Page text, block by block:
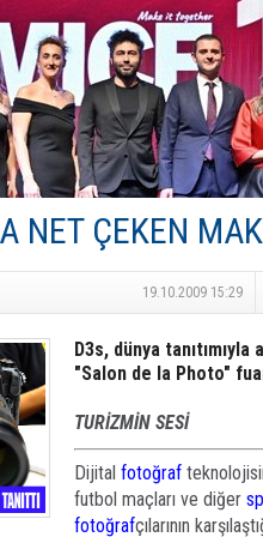
Canovate’den
Türk MICE
TAV
SunExpress’ten
NG Grup,
NET ÇEKEN
19.10.2009 15:29
D3s, dünya
"Salon de la Photo"
TURİZMİN SESİ
Dijital fotoğraf
futbol maçları ve diğer
fotoğrafçılarının